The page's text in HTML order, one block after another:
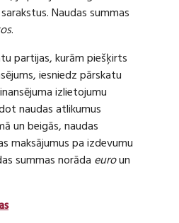
Naudas summas
.
partijas, kurām piešķirts
iesniedz pārskatu
izlietojumu
naudas atlikumus
un beigās, naudas
maksājumus pa izdevumu
summas norāda euroun